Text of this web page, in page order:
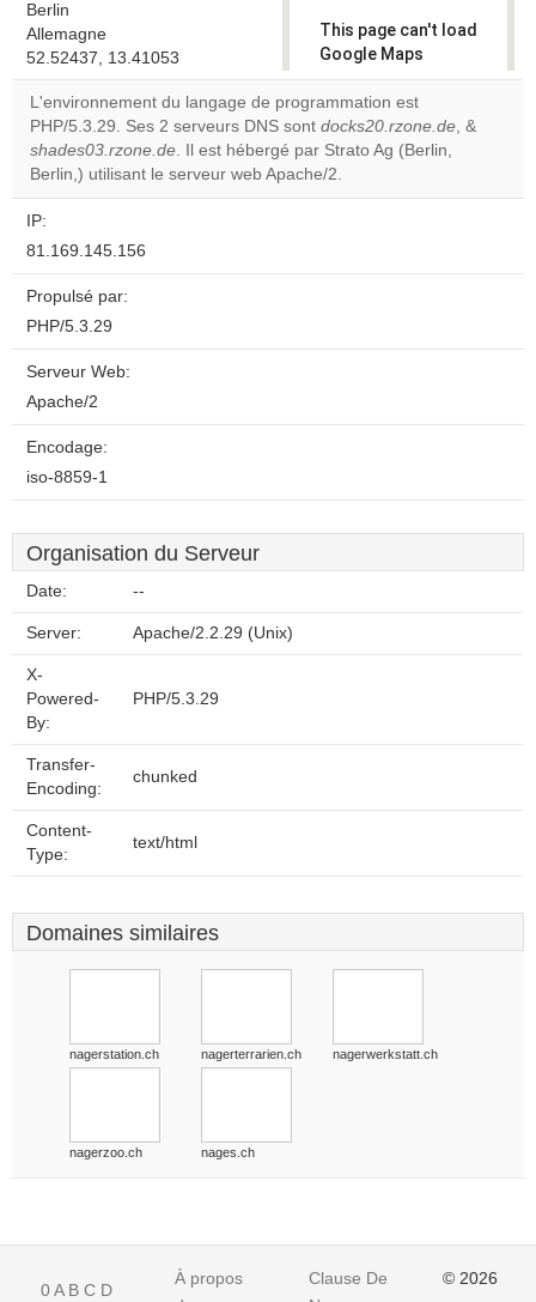
Berlin
Allemagne
52.52437, 13.41053
This page can't load
Google Maps
correctly.
Do you
own this
L'environnement du langage de programmation est
PHP/5.3.29. Ses 2 serveurs DNS sont docks20.rzone.de, &
shades03.rzone.de. Il est hébergé par Strato Ag (Berlin,
Berlin,) utilisant le serveur web Apache/2.
IP:
81.169.145.156
Propulsé par:
PHP/5.3.29
Serveur Web:
Apache/2
Encodage:
iso-8859-1
Organisation du Serveur
Date: --
Server: Apache/2.2.29 (Unix)
X-
Powered-
By:
PHP/5.3.29
Transfer-
Encoding:
chunked
Content-
Type:
text/html
Domaines similaires
nagerstation.ch nagerterrarien.ch nagerwerkstatt.ch
nagerzoo.ch nages.ch
0A B C D
À propos
Clause De
© 2026